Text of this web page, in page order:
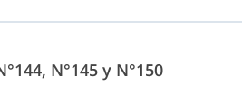
N°145 y N°150